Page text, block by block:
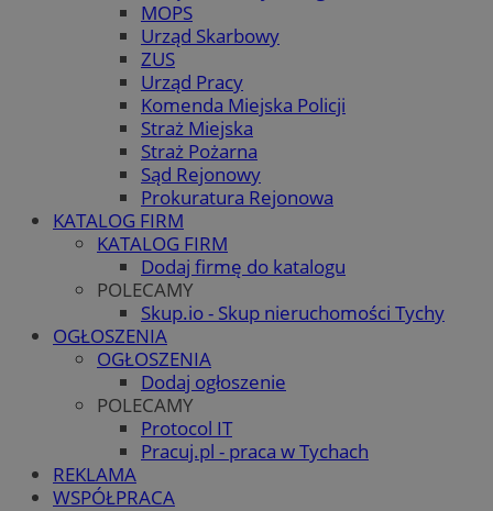
MOPS
Urząd Skarbowy
ZUS
Urząd Pracy
Komenda Miejska Policji
Straż Miejska
Straż Pożarna
Sąd Rejonowy
Prokuratura Rejonowa
KATALOG FIRM
KATALOG FIRM
Dodaj firmę do katalogu
POLECAMY
Skup.io - Skup nieruchomości Tychy
OGŁOSZENIA
OGŁOSZENIA
Dodaj ogłoszenie
POLECAMY
Protocol IT
Pracuj.pl - praca w Tychach
REKLAMA
WSPÓŁPRACA